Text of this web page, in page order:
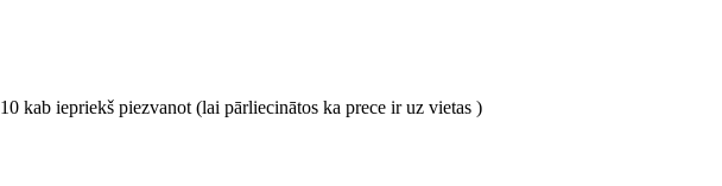
kab iepriekš piezvanot (lai pārliecinātos ka prece ir uz vietas )